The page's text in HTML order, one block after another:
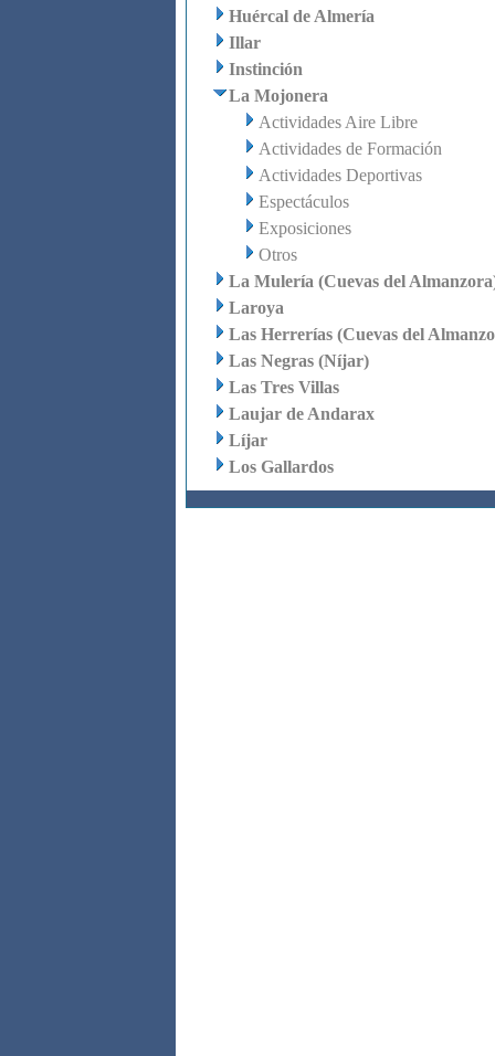
Huércal de Almería
Illar
Instinción
La Mojonera
Actividades Aire Libre
Actividades de Formación
Actividades Deportivas
Espectáculos
Exposiciones
Otros
La Mulería (Cuevas del
Laroya
Las Herrerías (Cuevas del
Las Negras (Níjar)
Las Tres Villas
Laujar de Andarax
Líjar
Los Gallardos